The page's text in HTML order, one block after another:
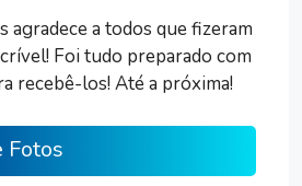
agradece a todos que fizeram
Foi tudo preparado com
recebê-los! Até a próxima!
Fotos